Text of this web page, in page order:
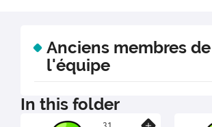
Anciens membres de
l'équipe
In this folder